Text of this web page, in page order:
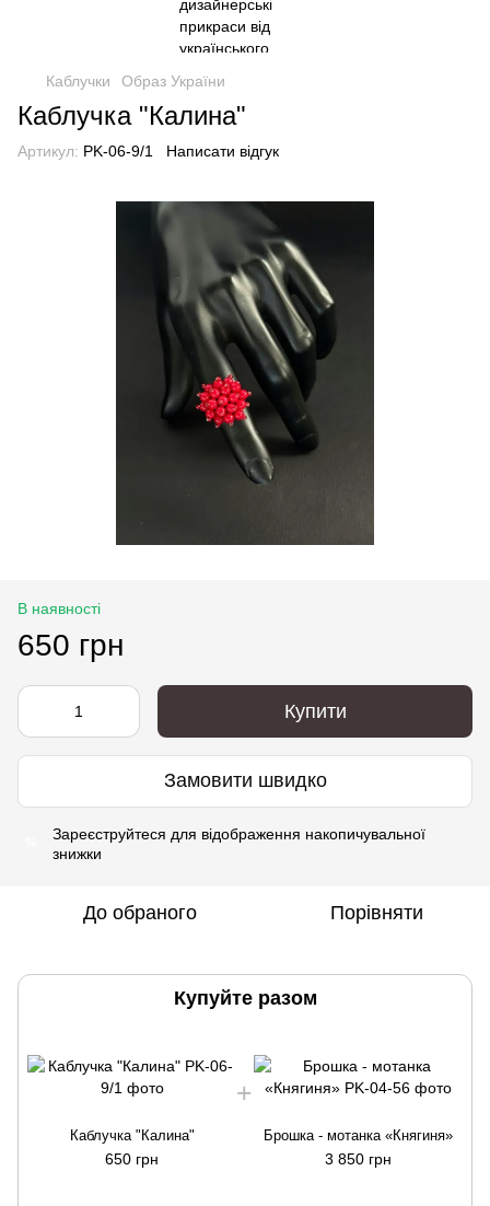
Каблучки Образ України
Каблучка "Калина"
Артикул: PK-06-9/1 Написати відгук
В наявності
650 грн
Купити
Замовити швидко
Зареєструйтеся для відображення накопичувальної
знижки
До обраного Порівняти
Купуйте разом
Каблучка "Калина"
650 грн
Брошка - мотанка «Княгиня»
3 850 грн